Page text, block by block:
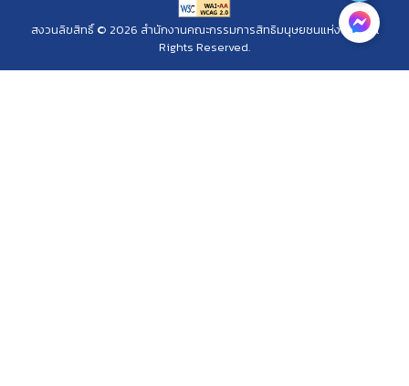
สงวนลิขสิทธิ์ © 2026 สำนักงานคณะกรรมการสิทธิมนุษยชนแห่งชาติ. All
Rights Reserved.